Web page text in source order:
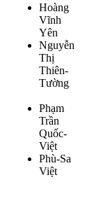
Hoàng
Vĩnh
Yên
Nguyễn
Thị
Thiên-
Tường
Phạm
Trần
Quốc-
Việt
Phù-Sa
Việt